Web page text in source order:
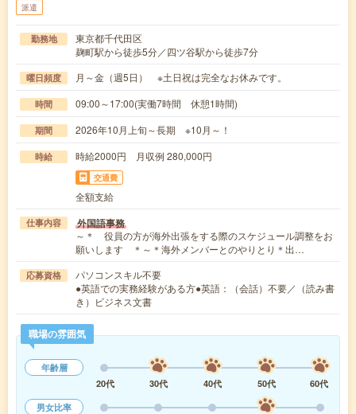
派遣
勤務地
東京都千代田区
麹町駅から徒歩5分／四ツ谷駅から徒歩7分
曜日頻度 月～金（週5日） ※土日祝は完全なお休みです。
時間 09:00～17:00(実働7時間 休憩1時間)
期間 2026年10月上旬～長期 ※10月～！
時給 時給2000円 月収例 280,000円
交通費
全額支給
仕事内容 外国語事務
～＊ 役員の方が海外出張をする際のスケジュール調整をお
願いします ＊～＊海外メンバーとのやりとり＊出…
応募資格
パソコンスキル不要
●英語での実務経験がある方●英語：（会話）不要／（読み書
き）ビジネス文書
職場の雰囲気
年齢層
20代
30代 40代 50代
60代
男女比率